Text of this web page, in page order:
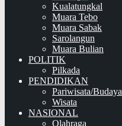
Kualatungkal
Muara Tebo
Muara Sabak
Sarolangun
Muara Bulian
POLITIK
Pilkada
PENDIDIKAN
Pariwisata/Budaya
Wisata
NASIONAL
Olahraga